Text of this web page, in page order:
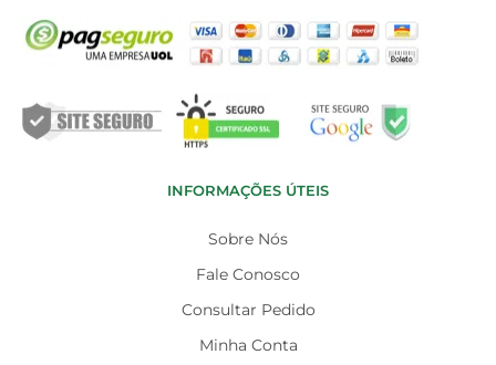
INFORMAÇÕES ÚTEIS
Sobre Nós
Fale Conosco
Consultar Pedido
Minha Conta